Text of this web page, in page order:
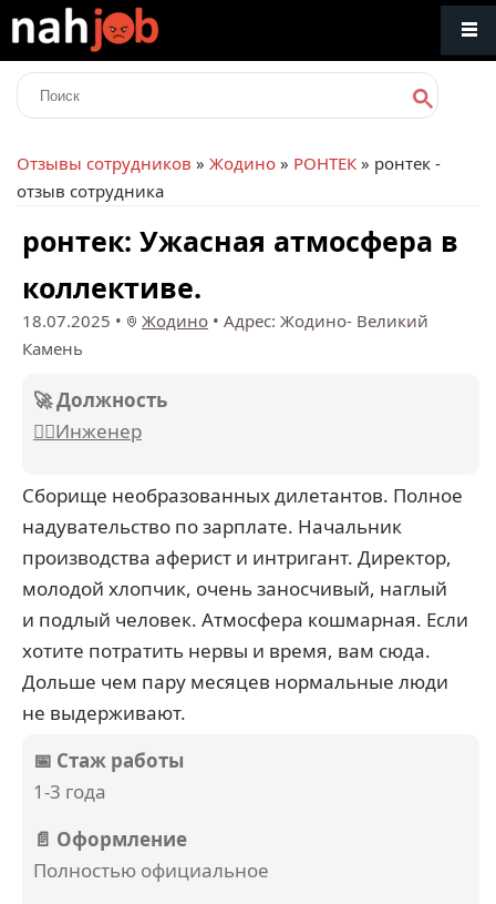
Отзывы сотрудников » Жодино » РОНТЕК » ронтек -
отзыв сотрудника
ронтек: Ужасная атмосфера в
коллективе.
18.07.2025 • Жодино • Адрес: Жодино- Великий
Камень
🚀 Должность
👷‍♂️Инженер
Сборище необразованных дилетантов. Полное
надувательство по зарплате. Начальник
производства аферист и интригант. Директор,
молодой хлопчик, очень заносчивый, наглый
и подлый человек. Атмосфера кошмарная. Если
хотите потратить нервы и время, вам сюда.
Дольше чем пару месяцев нормальные люди
не выдерживают.
📅 Стаж работы
1-3 года
📄 Оформление
Полностью официальное